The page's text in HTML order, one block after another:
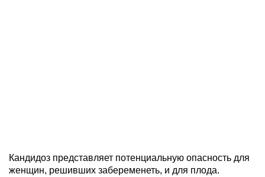
Кандидоз представляет потенциальную опасность для
женщин, решивших забеременеть, и для плода.